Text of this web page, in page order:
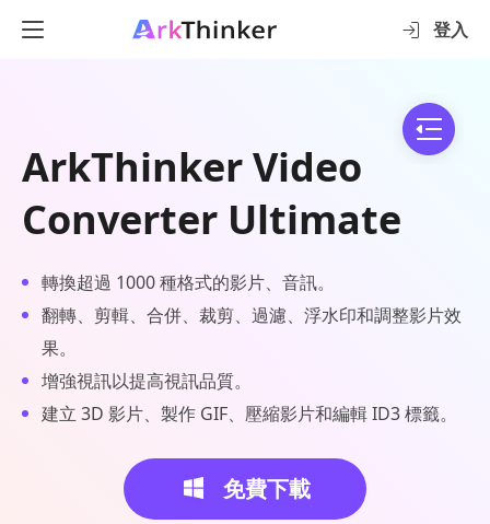
登入
ArkThinker Video
Converter Ultimate
轉換超過 1000 種格式的影片、音訊。
翻轉、剪輯、合併、裁剪、過濾、浮水印和調整影片效
果。
增強視訊以提高視訊品質。
建立 3D 影片、製作 GIF、壓縮影片和編輯 ID3 標籤。
免費下載